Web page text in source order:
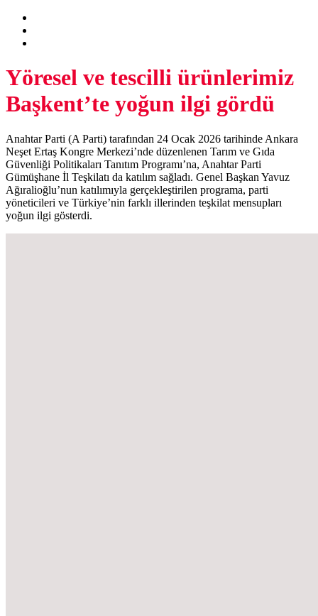
Yöresel ve tescilli ürünlerimiz
Başkent’te yoğun ilgi gördü
Anahtar Parti (A Parti) tarafından 24 Ocak 2026 tarihinde Ankara
Neşet Ertaş Kongre Merkezi’nde düzenlenen Tarım ve Gıda
Güvenliği Politikaları Tanıtım Programı’na, Anahtar Parti
Gümüşhane İl Teşkilatı da katılım sağladı. Genel Başkan Yavuz
Ağıralioğlu’nun katılımıyla gerçekleştirilen programa, parti
yöneticileri ve Türkiye’nin farklı illerinden teşkilat mensupları
yoğun ilgi gösterdi.